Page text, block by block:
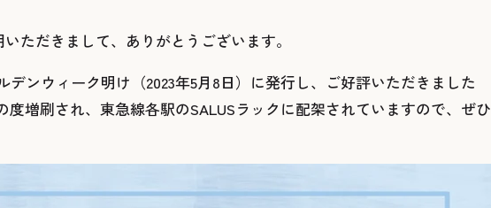
いただきまして、ありがとうございます。
デンウィーク明け（2023年5月 8日）に発行し、ご好評いただきました
度増刷され、東急線各駅のSALUSラックに配架されていますので、ぜひ